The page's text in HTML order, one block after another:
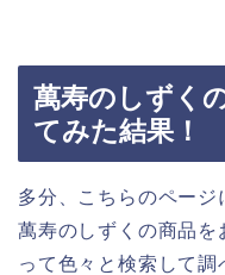
萬寿のしずく
てみた結果！
多分、こちらのページ
萬寿のしずくの商品を
って色々と検索して調